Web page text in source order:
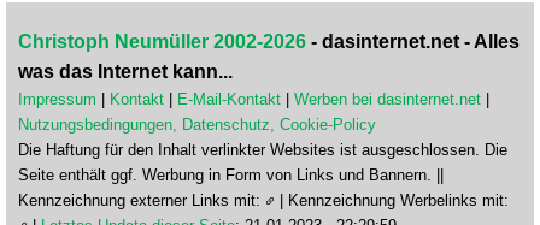
Christoph Neumüller 2002-2026 - dasinternet.net - Alles
was das Internet kann...
Impressum | Kontakt | E-Mail-Kontakt | Werben bei dasinternet.net |
Nutzungsbedingungen, Datenschutz, Cookie-Policy
Die Haftung für den Inhalt verlinkter Websites ist ausgeschlossen. Die
Seite enthält ggf. Werbung in Form von Links und Bannern. ||
Kennzeichnung externer Links mit:
| Kennzeichnung Werbelinks mit: